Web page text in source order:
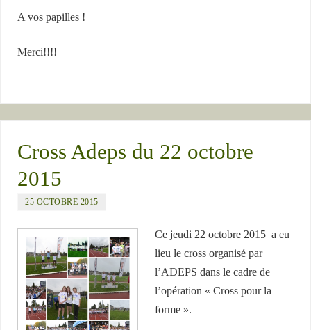
A vos papilles !
Merci!!!!
Cross Adeps du 22 octobre
2015
25 OCTOBRE 2015
Ce jeudi 22 octobre 2015 a eu
lieu le cross organisé par
l’ADEPS dans le cadre de
l’opération « Cross pour la
forme ».